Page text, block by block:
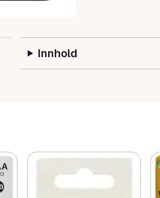
Innhold